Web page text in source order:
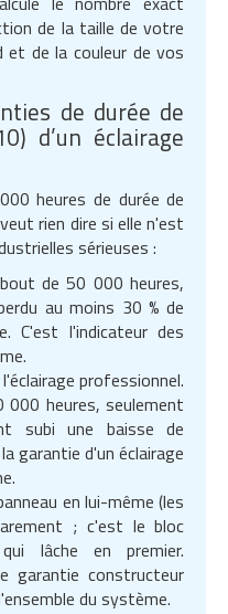
de la taille de votre
et de la couleur de vos
de durée de
d’un éclairage
heures de durée de
rien dire si elle n'est
sérieuses :
de 50 000 heures,
au moins 30 % de
C'est l'indicateur des
professionnel.
heures, seulement
subi une baisse de
garantie d'un éclairage
en lui-même (les
; c'est le bloc
lâche en premier.
garantie constructeur
du système.